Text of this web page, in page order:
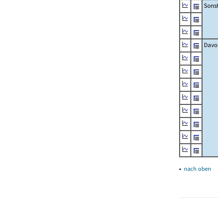
▴ nach oben